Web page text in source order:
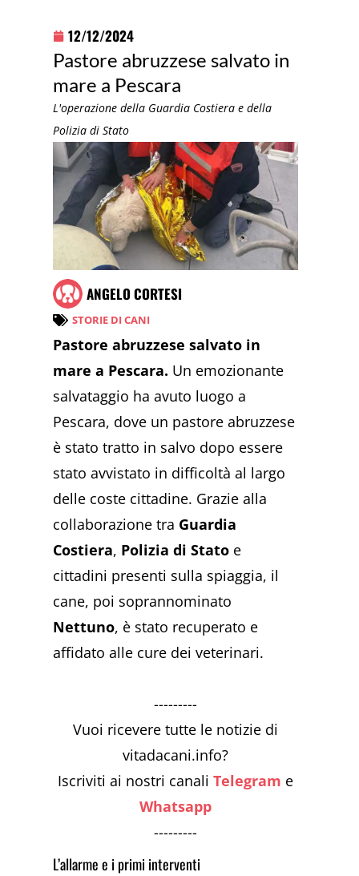
12/12/2024
Pastore abruzzese salvato in
mare a Pescara
L'operazione della Guardia Costiera e della
Polizia di Stato
ANGELO CORTESI
STORIE DI CANI
Pastore abruzzese salvato in
mare a Pescara. Un emozionante
salvataggio ha avuto luogo a
Pescara, dove un pastore abruzzese
è stato tratto in salvo dopo essere
stato avvistato in difficoltà al largo
delle coste cittadine. Grazie alla
collaborazione tra Guardia
Costiera, Polizia di Stato e
cittadini presenti sulla spiaggia, il
cane, poi soprannominato
Nettuno, è stato recuperato e
affidato alle cure dei veterinari.
---------
Vuoi ricevere tutte le notizie di
vitadacani.info?
Iscriviti ai nostri canaliTelegram e
Whatsapp
---------
L’allarme e i primi interventi